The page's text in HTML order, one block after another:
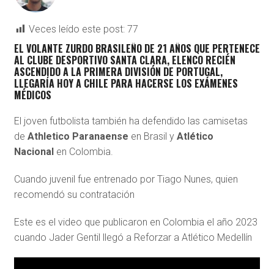
Veces leído este post: 77
EL VOLANTE ZURDO BRASILEÑO DE 21 AÑOS QUE PERTENECE
AL CLUBE DESPORTIVO SANTA CLARA,ELENCO RECIÉN
ASCENDIDO A LA PRIMERA DIVISIÓN DE PORTUGAL,
LLEGARÍA HOY A CHILE PARA HACERSE LOS EXÁMENES
MÉDICOS
El joven futbolista también ha defendido las camisetas
de Athletico Paranaense en Brasil y Atlético
Nacional en Colombia.
Cuando juvenil fue entrenado por Tiago Nunes, quien
recomendó su contratación
Este es el video que publicaron en Colombia el año 2023
cuando Jader Gentil llegó a Reforzar a Atlético Medellín